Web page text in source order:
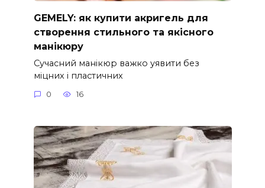
GEMELY: як купити акригель для
створення стильного та якісного
манікюру
Сучасний манікюр важко уявити без
міцних і пластичних
0 16